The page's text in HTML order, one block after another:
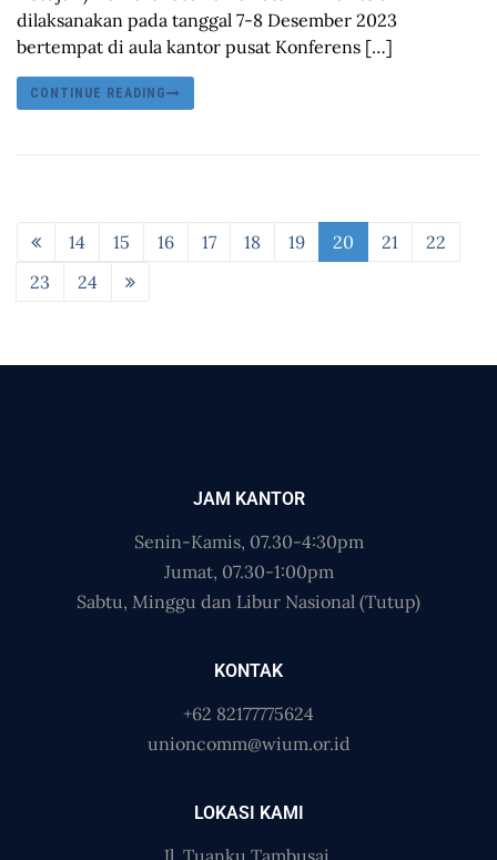
dilaksanakan pada tanggal 7-8 Desember 2023
bertempat di aula kantor pusat Konferens […]
CONTINUE READING
14 15 16 17 18 19 20 21
22
23
24
JAM KANTOR
Senin-Kamis, 07.30-4:30pm
Jumat, 07.30-1:00pm
Sabtu, Minggu dan Libur Nasional (Tutup)
KONTAK
+62 82177775624
unioncomm@wium.or.id
LOKASI KAMI
Jl. Tuanku Tambusai,